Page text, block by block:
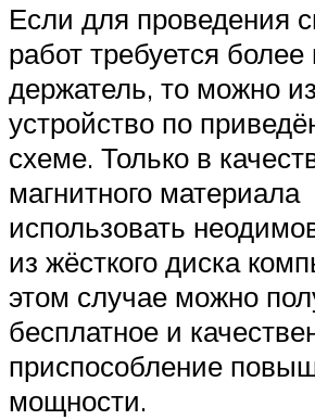
Если для проведения
работ требуется
держатель, то можно
устройство по
схеме. Только в
магнитного материала
использовать
из жёсткого диска
этом случае можно
бесплатное и
приспособление
мощности.